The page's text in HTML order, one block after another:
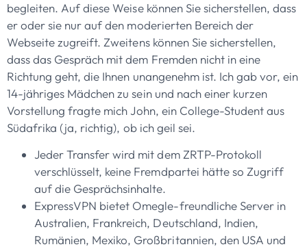
begleiten. Auf diese Weise können Sie sicherstellen, dass
er oder sie nur auf den moderierten Bereich der
Webseite zugreift. Zweitens können Sie sicherstellen,
dass das Gespräch mit dem Fremden nicht in eine
Richtung geht, die Ihnen unangenehm ist. Ich gab vor, ein
14-jähriges Mädchen zu sein und nach einer kurzen
Vorstellung fragte mich John, ein College-Student aus
Südafrika (ja, richtig), ob ich geil sei.
Jeder Transfer wird mit dem ZRTP-Protokoll
verschlüsselt, keine Fremdpartei hätte so Zugriff
auf die Gesprächsinhalte.
ExpressVPN bietet Omegle-freundliche Server in
Australien, Frankreich, Deutschland, Indien,
Rumänien, Mexiko, Großbritannien, den USA und